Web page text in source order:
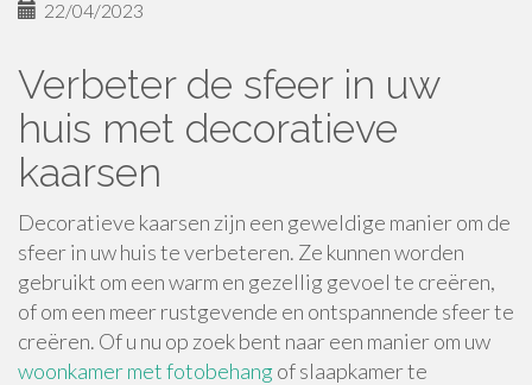
22/04/2023
Verbeter de sfeer in uw
huis met decoratieve
kaarsen
Decoratieve kaarsen zijn een geweldige manier om de
sfeer in uw huis te verbeteren. Ze kunnen worden
gebruikt om een warm en gezellig gevoel te creëren,
of om een meer rustgevende en ontspannende sfeer te
creëren. Of u nu op zoek bent naar een manier om uw
woonkamer met fotobehang of slaapkamer te